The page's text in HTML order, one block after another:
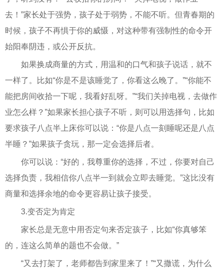
去！”家长处于强势，孩子处于弱势，不能不听。但青春期的
时候，孩子不再惧于你的威慑，对这种带有强制性的命令开
始阳奉阴违，或公开反抗。
如果换成商量的方式，用温和的口气和孩子说话，就不
一样了。比如“你是不是该睡觉了，你看这么晚了。”“你能不
能把房间收拾一下呢，我看好乱呀。”“我们关掉电视，去做作
业怎么样？”如果家长担心孩子不听，则可以用选择句，比如
要求孩子八点半上床你可以说：“你是八点一刻睡呢还是八点
半睡？”如果孩子贪玩，那一定会选择后者。
你可以说：“好的，我尊重你的选择，不过，你要对自己
选择负责，我相信你八点半一到就会立即去睡觉。”这比没有
商量和选择余地的命令更容易让孩子接受。
3.变否定为肯定
家长总是无意中用否定句来否定孩子，比如“你真够笨
的，连这么简单的题也不会做。”
“又去打架了，老师都告到家里来了！”“又撒谎，为什么